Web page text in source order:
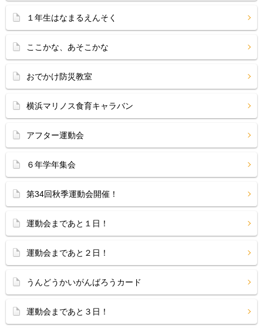
１年生はなまるえんそく
ここかな、あそこかな
おでかけ防災教室
横浜マリノス食育キャラバン
アフター運動会
６年学年集会
第34回秋季運動会開催！
運動会まであと１日！
運動会まであと２日！
うんどうかいがんばろうカード
運動会まであと３日！